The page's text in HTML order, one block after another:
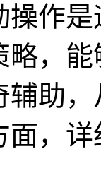
操作
略，
辅助
面，